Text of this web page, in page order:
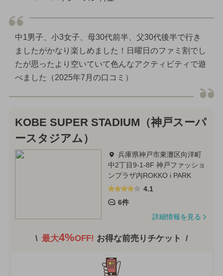
中1男子、小3女子、母30代前半、父30代後半で行き
ましたがかなり楽しめました！日曜日のファミ割でし
たが思ったより空いていて色んなアクティビティで遊
べました（2025年7月の口コミ）
KOBE SUPER STADIUM（神戸スーパ
ースタジアム）
兵庫県神戸市東灘区向洋町
中2丁目9-1-8F 神戸ファッショ
ンプラザ内ROKKO i PARK
4.1
6件
詳細情報を見る
最大4%OFF! お得な前売りチケット